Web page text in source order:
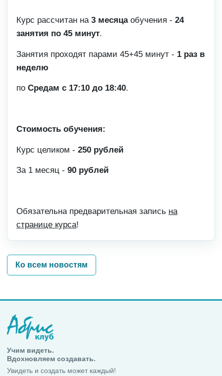
Курс рассчитан на 3 месяцаобучения - 24
занятия по 45 минут.
Занятия проходят парами 45+45 минут - 1 раз в
неделю
по Средам с 17:10 до 18:40.
Стоимость обучения:
Курс целиком - 250 рублей
За 1 месяц - 90 рублей
Обязательна предварительная запись на
странице курса!
Ко всем новостям
Учим видеть.
Вдохновляем создавать.
Увидеть и создать может каждый!